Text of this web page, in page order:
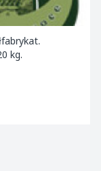
kg.